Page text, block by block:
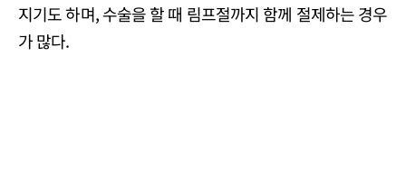
지기도 하며, 수술을 할 때 림프절까지 함께 절제하는 경우
가 많다.